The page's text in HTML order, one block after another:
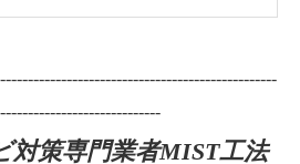
対策専門業者MIST工法